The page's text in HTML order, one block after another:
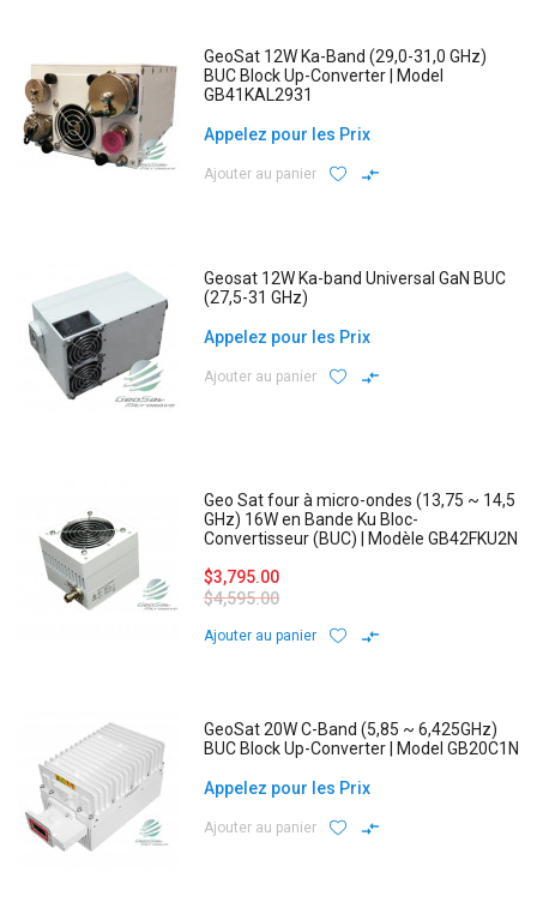
GeoSat 12W Ka-Band (29,0-31,0 GHz)
BUC Block Up-Converter | Model
GB41KAL2931
Appelez pour les Prix
Ajouter au panier
Geosat 12W Ka-band Universal GaN BUC
(27,5-31 GHz)
Appelez pour les Prix
Ajouter au panier
Geo Sat four à micro-ondes (13,75 ~ 14,5
GHz) 16W en Bande Ku Bloc-
Convertisseur (BUC) | Modèle GB42FKU2N
$3,795.00
$4,595.00
Ajouter au panier
GeoSat 20W C-Band (5,85 ~ 6,425GHz)
BUC Block Up-Converter | Model GB20C1N
Appelez pour les Prix
Ajouter au panier